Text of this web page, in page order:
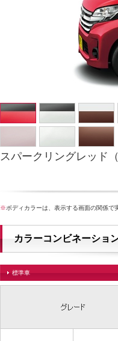
スパークリングレッド
※ボディカラーは、表示する画面の関係
カラーコンビネーショ
標準車